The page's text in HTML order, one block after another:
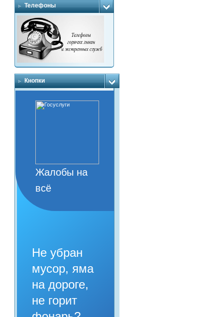
Телефоны
Кнопки
Жалобы на
всё
Не убран
мусор, яма
на дороге,
не горит